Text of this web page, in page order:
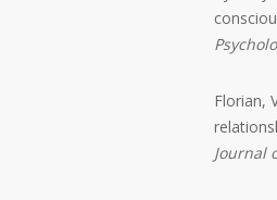
Florian,
Journal